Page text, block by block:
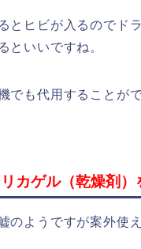
とヒビが入るのでド
といいですね。
でも代用することが
カゲル（乾燥剤）
のようですが案外使